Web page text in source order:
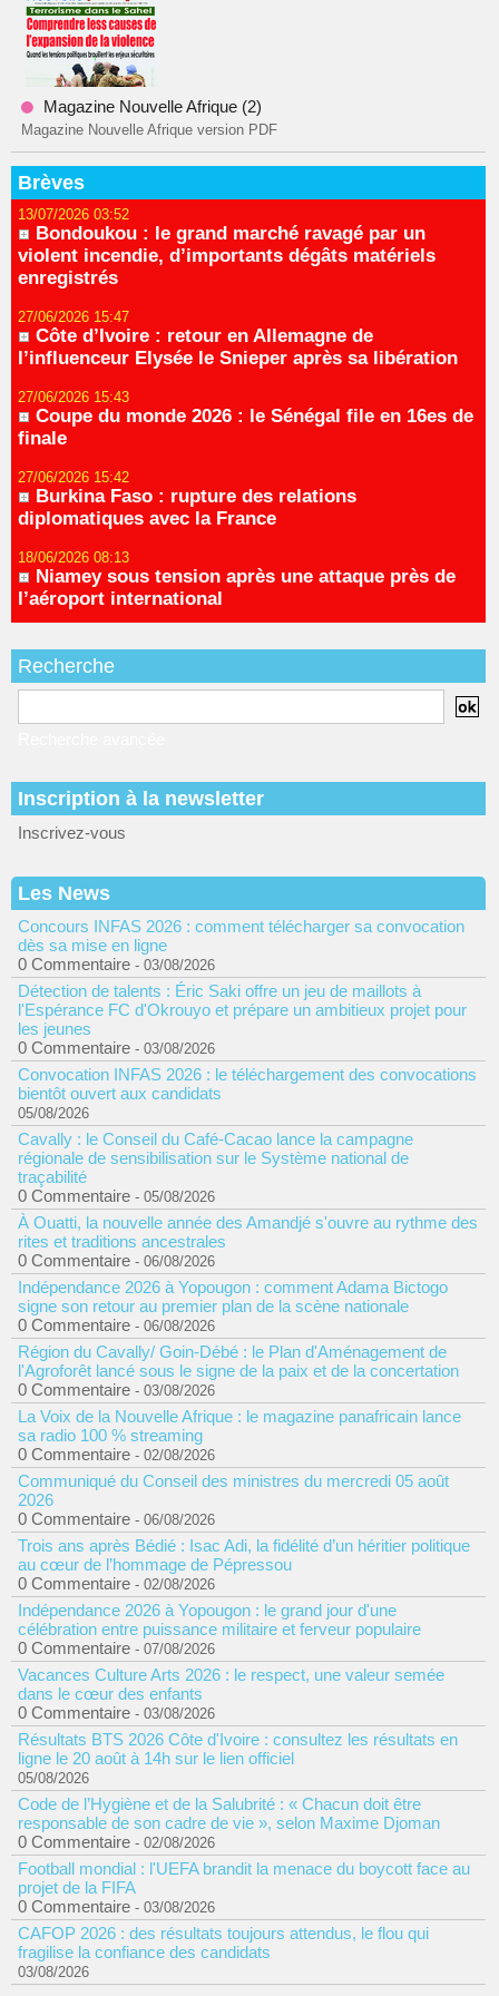
Magazine Nouvelle Afrique (2)
Magazine Nouvelle Afrique version PDF
Brèves
13/07/2026 03:52
Bondoukou : le grand marché ravagé par un
violent incendie, d’importants dégâts matériels
enregistrés
27/06/2026 15:47
Côte d’Ivoire : retour en Allemagne de
l’influenceur Elysée le Snieper après sa libération
27/06/2026 15:43
Coupe du monde 2026 : le Sénégal file en 16es de
finale
27/06/2026 15:42
Burkina Faso : rupture des relations
diplomatiques avec la France
18/06/2026 08:13
Niamey sous tension après une attaque près de
l’aéroport international
Recherche
Inscription à la newsletter
Inscrivez-vous
Les News
Concours INFAS 2026 : comment télécharger sa convocation
dès sa mise en ligne
0 Commentaire - 03/08/2026
Détection de talents : Éric Saki offre un jeu de maillots à
l'Espérance FC d'Okrouyo et prépare un ambitieux projet pour
les jeunes
0 Commentaire - 03/08/2026
Convocation INFAS 2026 : le téléchargement des convocations
bientôt ouvert aux candidats
05/08/2026
Cavally : le Conseil du Café-Cacao lance la campagne
régionale de sensibilisation sur le Système national de
traçabilité
0 Commentaire - 05/08/2026
À Ouatti, la nouvelle année des Amandjé s'ouvre au rythme des
rites et traditions ancestrales
0 Commentaire - 06/08/2026
Indépendance 2026 à Yopougon : comment Adama Bictogo
signe son retour au premier plan de la scène nationale
0 Commentaire - 06/08/2026
Région du Cavally/ Goin-Débé : le Plan d'Aménagement de
l'Agroforêt lancé sous le signe de la paix et de la concertation
0 Commentaire - 03/08/2026
La Voix de la Nouvelle Afrique : le magazine panafricain lance
sa radio 100 % streaming
0 Commentaire - 02/08/2026
Communiqué du Conseil des ministres du mercredi 05 août
2026
0 Commentaire - 06/08/2026
Trois ans après Bédié : Isac Adi, la fidélité d’un héritier politique
au cœur de l’hommage de Pépressou
0 Commentaire - 02/08/2026
Indépendance 2026 à Yopougon : le grand jour d'une
célébration entre puissance militaire et ferveur populaire
0 Commentaire - 07/08/2026
Vacances Culture Arts 2026 : le respect, une valeur semée
dans le cœur des enfants
0 Commentaire - 03/08/2026
Résultats BTS 2026 Côte d'Ivoire : consultez les résultats en
ligne le 20 août à 14h sur le lien officiel
05/08/2026
Code de l’Hygiène et de la Salubrité : « Chacun doit être
responsable de son cadre de vie », selon Maxime Djoman
0 Commentaire - 02/08/2026
Football mondial : l'UEFA brandit la menace du boycott face au
projet de la FIFA
0 Commentaire - 03/08/2026
CAFOP 2026 : des résultats toujours attendus, le flou qui
fragilise la confiance des candidats
03/08/2026